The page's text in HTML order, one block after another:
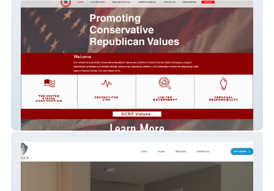
Greene County Ohio Republican Party